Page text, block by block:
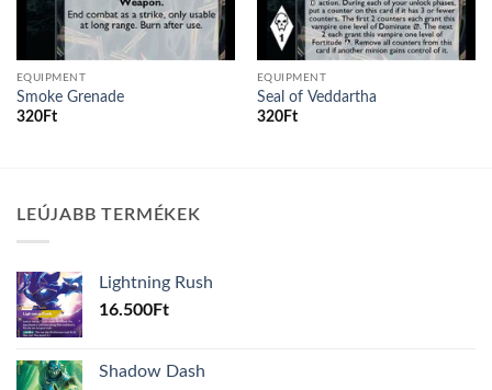
EQUIPMENT
Smoke Grenade
320Ft
EQUIPMENT
Seal of Veddartha
320Ft
LEÚJABB TERMÉKEK
Lightning Rush
16.500Ft
Shadow Dash